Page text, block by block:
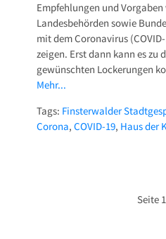
Empfehlungen und
Landesbehörden sowie
mit dem Coronavirus
zeigen. Erst dann kann es zu
gewünschten Lockerungen
Mehr...
Tags: Finsterwalder
Corona,COVID-19, Haus der
Seite